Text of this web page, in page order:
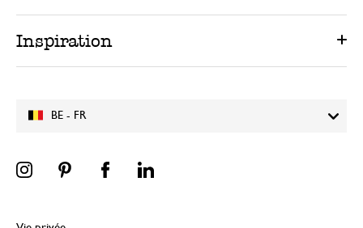
BE - FR
Inspiration